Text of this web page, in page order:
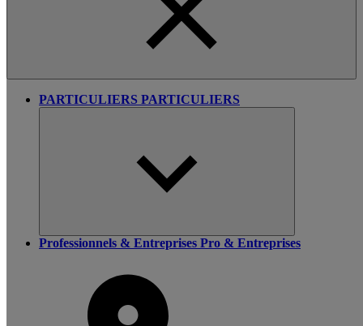
PARTICULIERS PARTICULIERS
Professionnels & Entreprises Pro & Entreprises